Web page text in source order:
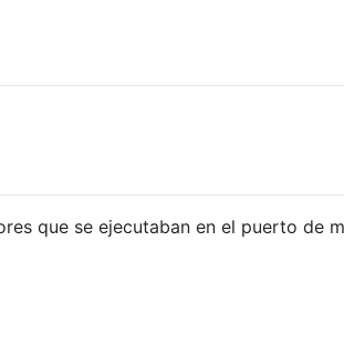
que se ejecutaban en el puerto de